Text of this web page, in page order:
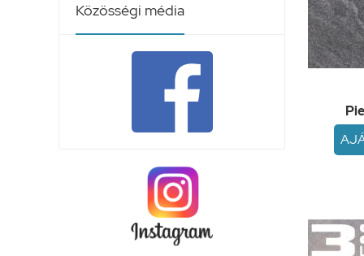
Közösségi média